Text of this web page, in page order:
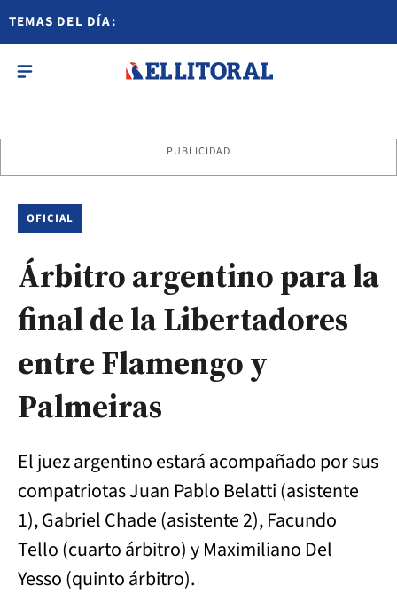
TEMAS DEL DÍA:
PUBLICIDAD
OFICIAL
Árbitro argentino para la
final de la Libertadores
entre Flamengo y
Palmeiras
El juez argentino estará acompañado por sus
compatriotas Juan Pablo Belatti (asistente
1), Gabriel Chade (asistente 2), Facundo
Tello (cuarto árbitro) y Maximiliano Del
Yesso (quinto árbitro).